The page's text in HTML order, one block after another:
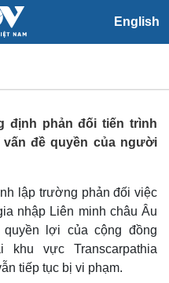
English
Xã hội
Dự báo thời tiết
Giáo dục
Dấu ấn VOV
Việc làm
Biển đảo
chặn
định phản đối tiến trình
đề quyền của người
lập trường phản đối việc
nhập Liên minh châu Âu
lợi của cộng đồng
vực Transcarpathia
tiếp tục bị vi phạm.